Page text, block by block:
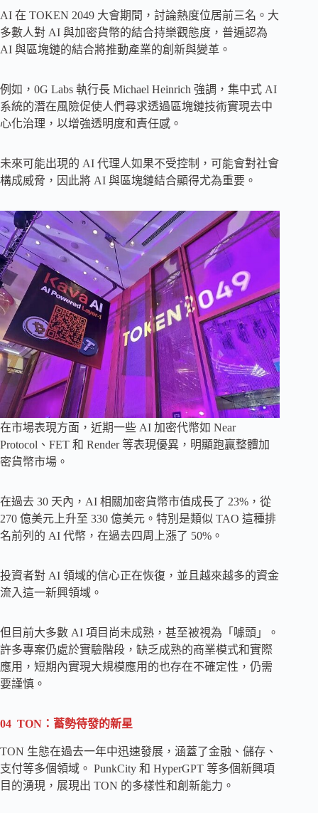
AI 在 TOKEN 2049 大會期間，討論熱度位居前三名。大
多數人對 AI 與加密貨幣的結合持樂觀態度，普遍認為
AI 與區塊鏈的結合將推動產業的創新與變革。
例如，0G Labs 執行長 Michael Heinrich 強調，集中式 AI
系統的潛在風險促使人們尋求透過區塊鏈技術實現去中
心化治理，以增強透明度和責任感。
未來可能出現的 AI 代理人如果不受控制，可能會對社會
構成威脅，因此將 AI 與區塊鏈結合顯得尤為重要。
在市場表現方面，近期一些 AI 加密代幣如 Near
Protocol、FET 和 Render 等表現優異，明顯跑贏整體加
密貨幣市場。
在過去 30 天內，AI 相關加密貨幣市值成長了 23%，從
270 億美元上升至 330 億美元。特別是類似 TAO 這種排
名前列的 AI 代幣，在過去四周上漲了 50%。
投資者對 AI 領域的信心正在恢復，並且越來越多的資金
流入這一新興領域。
但目前大多數 AI 項目尚未成熟，甚至被視為「噱頭」。
許多專案仍處於實驗階段，缺乏成熟的商業模式和實際
應用，短期內實現大規模應用的也存在不確定性，仍需
要謹慎。
04 TON：蓄勢待發的新星
TON 生態在過去一年中迅速發展，涵蓋了金融、儲存、
支付等多個領域。 PunkCity 和 HyperGPT 等多個新興項
目的湧現，展現出 TON 的多樣性和創新能力。